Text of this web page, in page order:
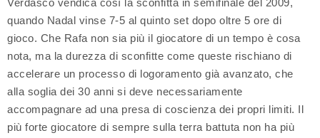
Verdasco vendica così la sconfitta in semifinale del 2009,
quando Nadal vinse 7-5 al quinto set dopo oltre 5 ore di
gioco. Che Rafa non sia più il giocatore di un tempo è cosa
nota, ma la durezza di sconfitte come queste rischiano di
accelerare un processo di logoramento già avanzato, che
alla soglia dei 30 anni si deve necessariamente
accompagnare ad una presa di coscienza dei propri limiti. Il
più forte giocatore di sempre sulla terra battuta non ha più